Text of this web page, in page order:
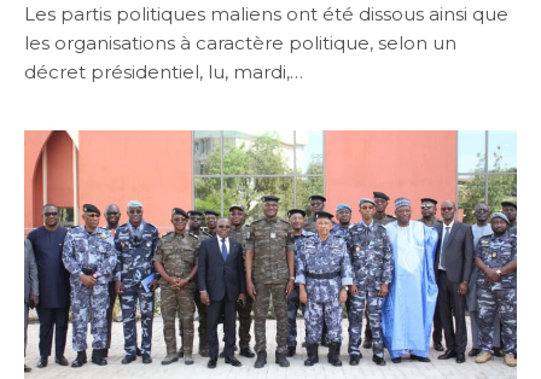
Les partis politiques maliens ont été dissous ainsi que
les organisations à caractère politique, selon un
décret présidentiel, lu, mardi,…